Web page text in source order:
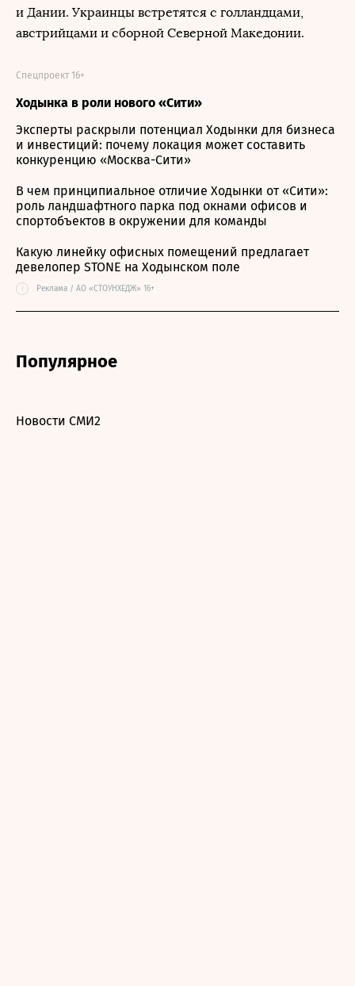
и Дании. Украинцы встретятся с голландцами,
австрийцами и сборной Северной Македонии.
Ходынка в роли нового «Сити»
Спецпроект 16+
Эксперты раскрыли потенциал Ходынки для бизнеса
и инвестиций: почему локация может составить
конкуренцию «Москва-Сити»
В чем принципиальное отличие Ходынки от «Сити»:
роль ландшафтного парка под окнами офисов и
спортобъектов в окружении для команды
Какую линейку офисных помещений предлагает
девелопер STONE на Ходынском поле
i Реклама / АО «СТОУНХЕДЖ» 16+
Популярное
Новости СМИ2